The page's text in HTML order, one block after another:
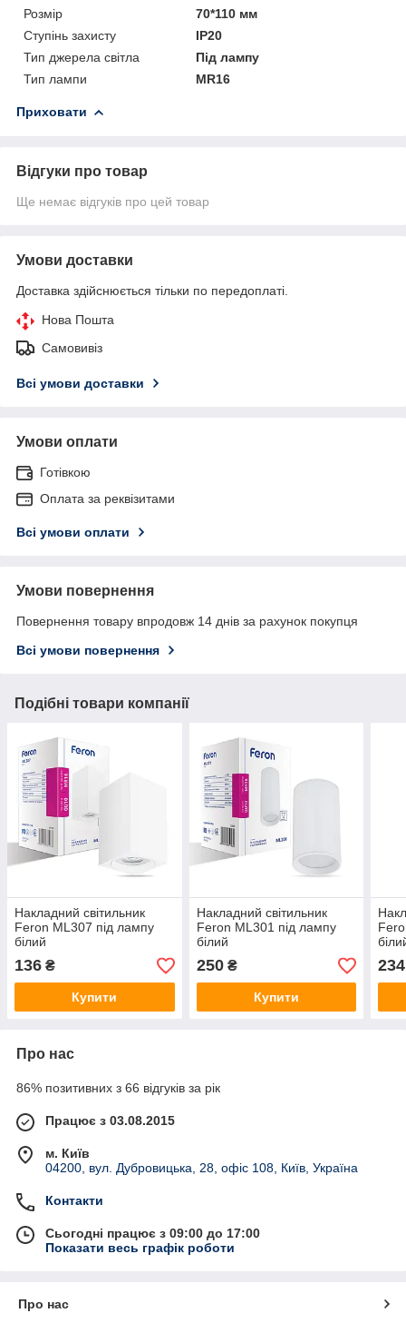
Розмір
70*110 мм
Ступінь захисту
IP20
Тип джерела світла
Під лампу
Тип лампи
MR16
Приховати
Відгуки про товар
Ще немає відгуків про цей товар
Умови доставки
Доставка здійснюється тільки по передоплаті.
Нова Пошта
Самовивіз
Всі умови доставки
Умови оплати
Готівкою
Оплата за реквізитами
Всі умови оплати
Умови повернення
Повернення товару впродовж 14 днів за рахунок покупця
Всі умови повернення
Подібні товари компанії
Накладний світильник
Feron ML307 під лампу
білий
136 ₴
Купити
Накладний світильник
Feron ML301 під лампу
білий
250₴
Купити
234
Про нас
86% позитивних з 66 відгуків за рік
Працює з 03.08.2015
м. Київ
04200, вул. Дубровицька, 28, офіс 108, Київ, Україна
Контакти
Сьогодні працює з 09:00 до 17:00
Показати весь графік роботи
Про нас